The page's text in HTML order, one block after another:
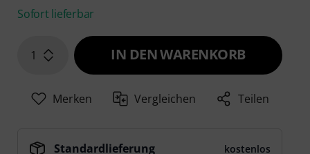
Sofort lieferbar
1 IN DEN WARENKORB
Merken Vergleichen Teilen
Standardlieferung
kostenlos